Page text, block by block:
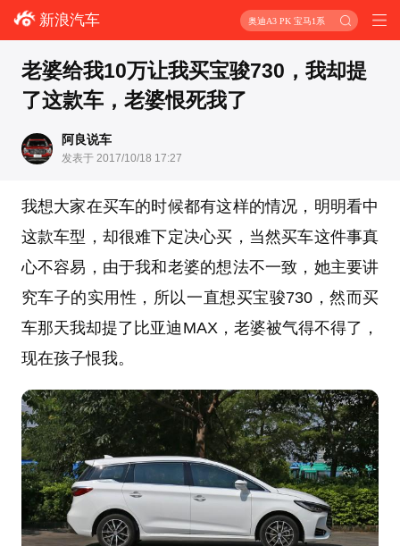
新浪汽车 奥迪A3 PK 宝马1系
老婆给我10万让我买宝骏730，我却提
了这款车，老婆恨死我了
阿良说车
发表于 2017/10/18 17:27
我想大家在买车的时候都有这样的情况，明明看中
这款车型，却很难下定决心买，当然买车这件事真
心不容易，由于我和老婆的想法不一致，她主要讲
究车子的实用性，所以一直想买宝骏730，然而买
车那天我却提了比亚迪MAX，老婆被气得不得了，
现在孩子恨我。